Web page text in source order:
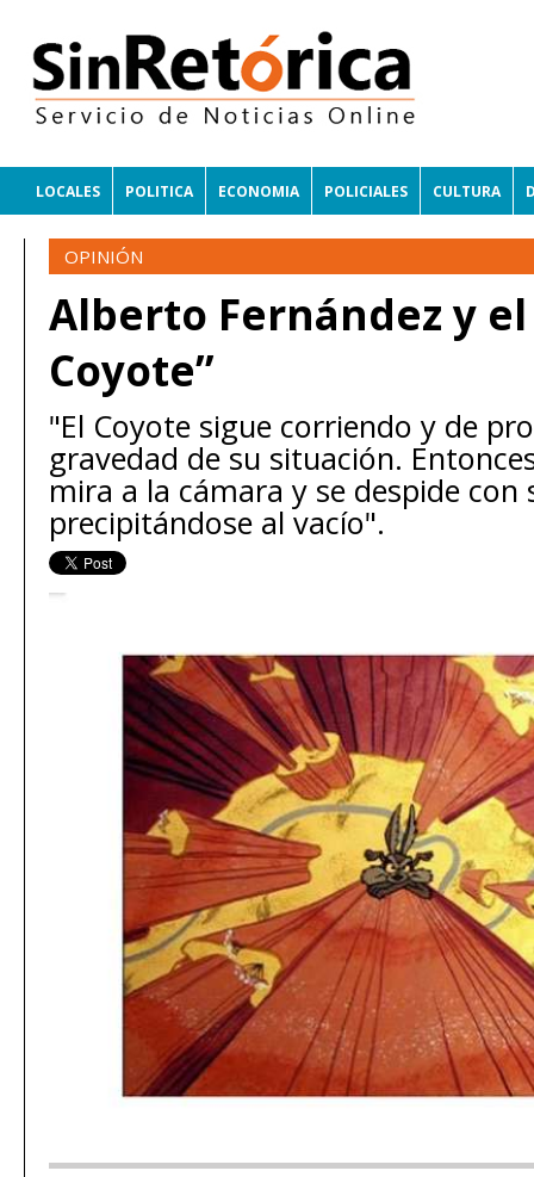
LOCALES POLITICA ECONOMIA POLICIALES CULTURA
OPINIÓN
Alberto Fernández y el
Coyote”
"El Coyote sigue corriendo y de
gravedad de su situación.
mira a la cámara y se despide con
precipitándose al vacío".